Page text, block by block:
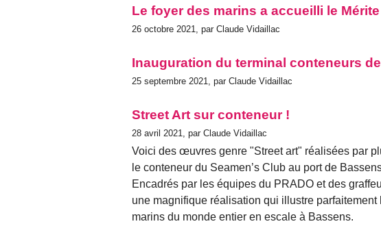
Le foyer des marins a accueilli le
26 octobre 2021, par Claude Vidaillac
Inauguration du terminal conteneurs
25 septembre 2021, par Claude Vidaillac
Street Art sur conteneur !
28 avril 2021, par Claude Vidaillac
Voici des œuvres genre "Street art" réalisées par
le conteneur du Seamen’s Club au port de
Encadrés par les équipes du PRADO et des
une magnifique réalisation qui illustre parfaitement
marins du monde entier en escale à Bassens.